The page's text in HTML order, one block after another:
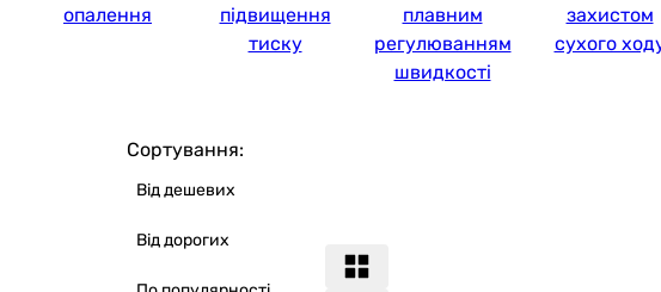
опалення
підвищення
тиску
плавним
регулюванням
швидкості
захистом
сухого
Сортування:
Від дешевих
Від дорогих